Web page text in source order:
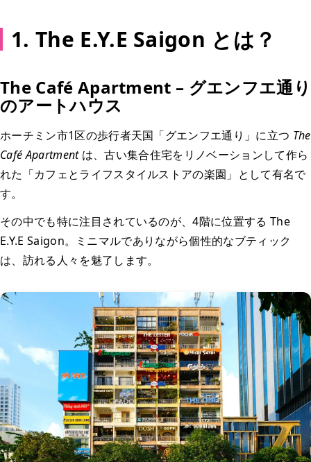
1. The E.Y.E Saigon とは？
The Café Apartment – グエンフエ通り
のアートハウス
ホーチミン市1区の歩行者天国「グエンフエ通り」に立つ The
Café Apartmentは、古い集合住宅をリノベーションして作ら
れた「カフェとライフスタイルストアの楽園」として有名で
す。
その中でも特に注目されているのが、4階に位置する The
E.Y.E Saigon。ミニマルでありながら個性的なブティック
は、訪れる人々を魅了します。